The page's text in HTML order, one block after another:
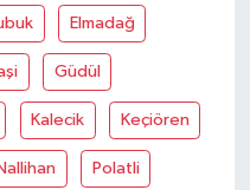
Elmadağ
Güdül
Kalecik Keçiören
Polatli